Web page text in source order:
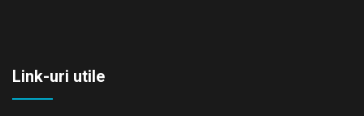
Link-uri utile